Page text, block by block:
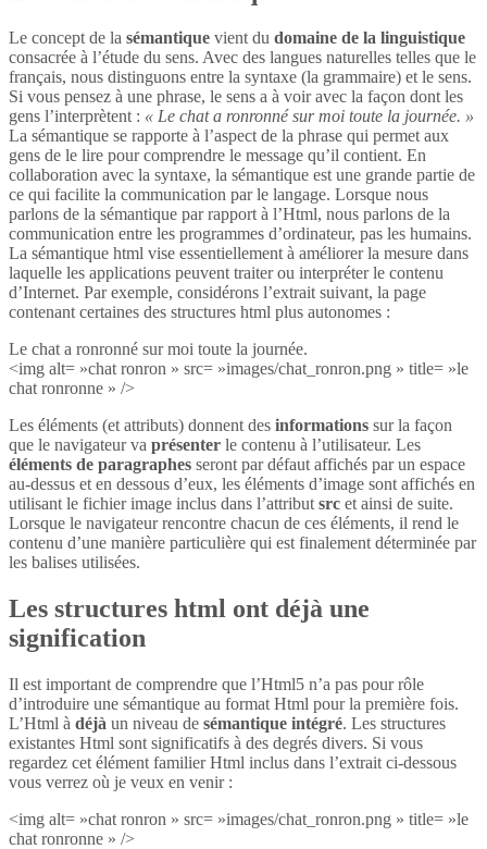
Le concept de la sémantique vient du domaine de la linguistique
consacrée à l’étude du sens. Avec des langues naturelles telles que le
français, nous distinguons entre la syntaxe (la grammaire) et le sens.
Si vous pensez à une phrase, le sens a à voir avec la façon dont les
gens l’interprètent : « Le chat a ronronné sur moi toute la journée. »
La sémantique se rapporte à l’aspect de la phrase qui permet aux
gens de le lire pour comprendre le message qu’il contient. En
collaboration avec la syntaxe, la sémantique est une grande partie de
ce qui facilite la communication par le langage. Lorsque nous
parlons de la sémantique par rapport à l’Html, nous parlons de la
communication entre les programmes d’ordinateur, pas les humains.
La sémantique html vise essentiellement à améliorer la mesure dans
laquelle les applications peuvent traiter ou interpréter le contenu
d’Internet. Par exemple, considérons l’extrait suivant, la page
contenant certaines des structures html plus autonomes :
Le chat a ronronné sur moi toute la journée.
<img alt= »chat ronron » src= »images/chat_ronron.png » title= »le
chat ronronne » />
Les éléments (et attributs) donnent des informations sur la façon
que le navigateur va présenter le contenu à l’utilisateur. Les
éléments de paragraphes seront par défaut affichés par un espace
au-dessus et en dessous d’eux, les éléments d’image sont affichés en
utilisant le fichier image inclus dans l’attribut src et ainsi de suite.
Lorsque le navigateur rencontre chacun de ces éléments, il rend le
contenu d’une manière particulière qui est finalement déterminée par
les balises utilisées.
Les structures html ont déjà une
signification
Il est important de comprendre que l’Html5 n’a pas pour rôle
d’introduire une sémantique au format Html pour la première fois.
L’Html à déjà un niveau de sémantique intégré. Les structures
existantes Html sont significatifs à des degrés divers. Si vous
regardez cet élément familier Html inclus dans l’extrait ci-dessous
vous verrez où je veux en venir :
<img alt= »chat ronron » src= »images/chat_ronron.png » title= »le
chat ronronne » />